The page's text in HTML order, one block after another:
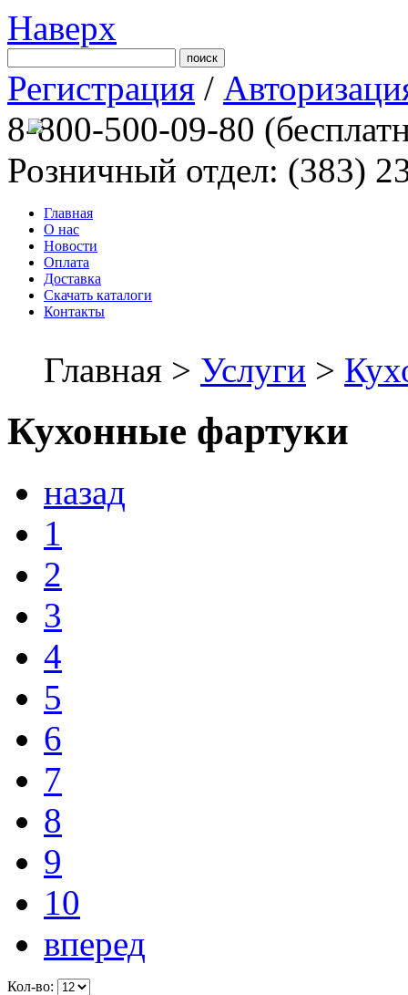
Наверх
Регистрация /
8-800-500-09-80
Розничный отдел: (383)
Главная
О нас
Новости
Оплата
Доставка
Скачать каталоги
Контакты
Главная > Услуги >
Кухонные фартуки
назад
1
2
3
4
5
6
7
8
9
10
вперед
Кол-во: